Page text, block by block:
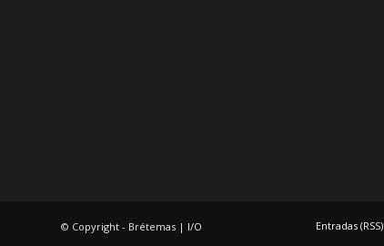
© Copyright - Brétemas | I/O Entradas (RSS)